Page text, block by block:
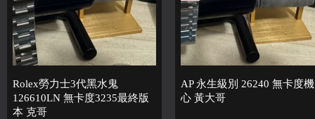
Rolex勞力士3代黑水鬼
126610LN 無卡度3235最終版
本 克哥
AP 永生級別 26240 無卡度機
心 黃大哥